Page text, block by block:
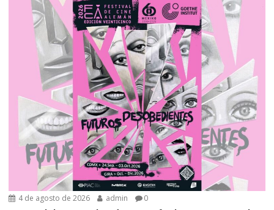
4 de agosto de 2026 admin 0